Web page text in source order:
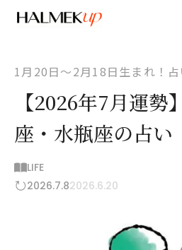
1月20日〜2月18日生まれ！
【2026年7月運勢
座・水瓶座の占い
LIFE
2026.7.82026.6.20